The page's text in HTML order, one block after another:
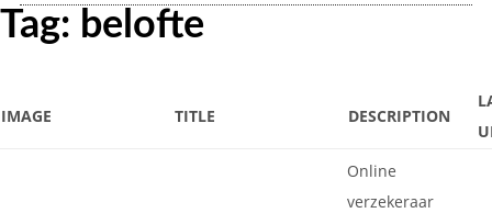
Tag: belofte
IMAGE TITLE DESCRIPTION
Online
verzekeraar